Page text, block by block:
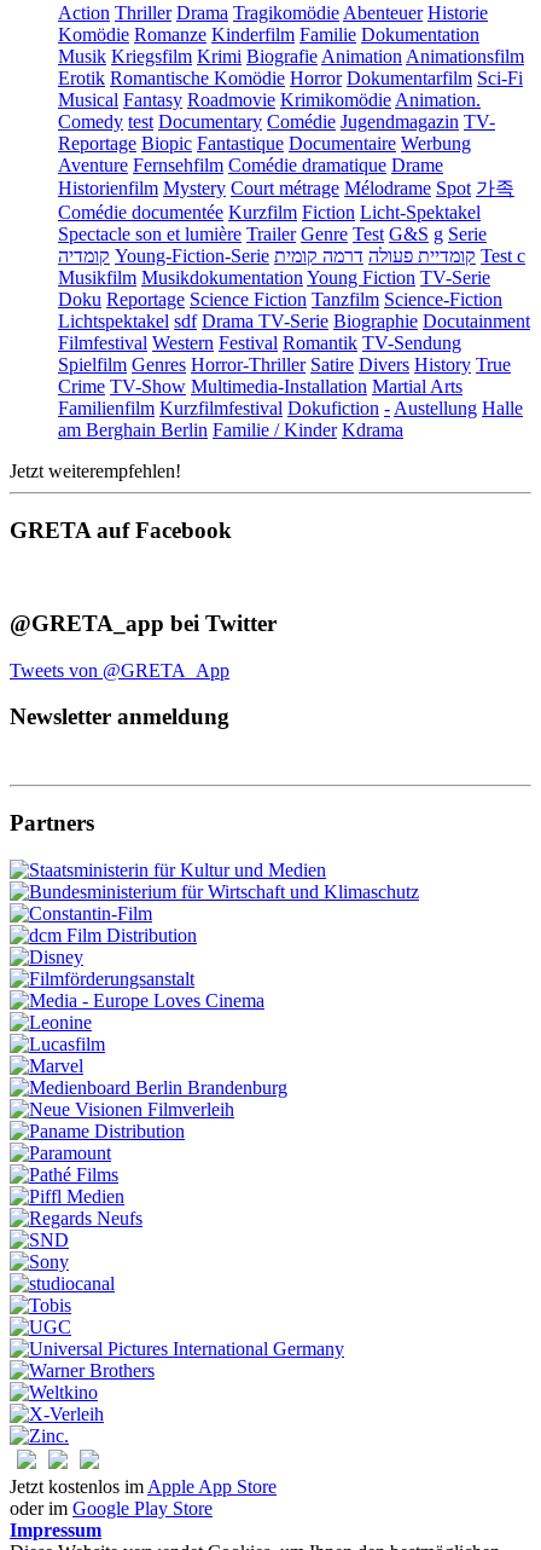
Action Thriller Drama Tragikomödie Abenteuer Historie
Komödie Romanze Kinderfilm Familie Dokumentation
Musik Kriegsfilm Krimi Biografie Animation Animationsfilm
Erotik Romantische Komödie Horror Dokumentarfilm Sci-Fi
Musical Fantasy Roadmovie Krimikomödie Animation.
Comedy test Documentary Comédie Jugendmagazin TV-
Reportage Biopic Fantastique Documentaire Werbung
Aventure Fernsehfilm Comédie dramatique Drame
Historienfilm Mystery Court métrage Mélodrame Spot 가족
Comédie documentée Kurzfilm Fiction Licht-Spektakel
Spectacle son et lumière Trailer Genre Test G&S g Serie
קומדיה Young-Fiction-Serie קומדיית פעולה דרמה קומית
Test c
Musikfilm Musikdokumentation Young Fiction TV-Serie
Doku Reportage Science Fiction Tanzfilm Science-Fiction
Lichtspektakel sdf Drama TV-Serie Biographie Docutainment
Filmfestival Western Festival Romantik TV-Sendung
Spielfilm Genres Horror-Thriller Satire Divers History True
Crime TV-Show Multimedia-Installation Martial Arts
Familienfilm Kurzfilmfestival Dokufiction - Austellung Halle
am Berghain Berlin Familie / Kinder Kdrama
Jetzt weiterempfehlen!
GRETA auf Facebook
@GRETA_app bei Twitter
Tweets von @GRETA_App
Newsletter anmeldung
Partners
Jetzt kostenlos im Apple App Store
oder im Google Play Store
Impressum